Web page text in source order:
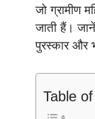
जो ग्रामीण
जाती हैं।
पुरस्कार और
Table